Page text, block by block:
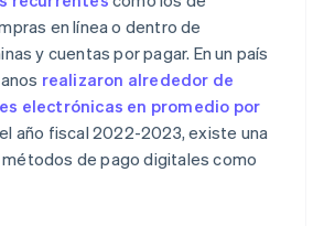
en línea o dentro de
y cuentas por pagar. En un país
realizaron alrededor de
electrónicas en promedio por
año fiscal 2022-2023, existe una
de pago digitales como